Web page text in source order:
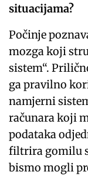
situacijama?
Počinje
mozga koji
sistem“.
ga pravilno
namjerni
računara koji
podataka
filtrira gomilu
bismo mogli